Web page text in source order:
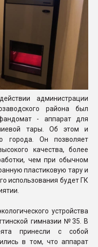
администрации
района был
- аппарат для
тары. Об этом и
города. Он позволяет
качества, более
чем при обычном
пластиковую тару и
использования будет ГК
устройства
гимназии №35. В
принесли с собой
в том, что аппарат